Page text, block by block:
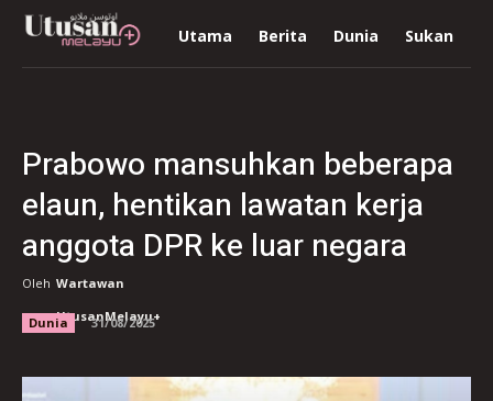
Utama Berita Dunia Sukan
Prabowo mansuhkan beberapa
elaun, hentikan lawatan kerja
anggota DPR ke luar negara
Oleh Wartawan
UtusanMelayu+
Dunia 31/08/2025